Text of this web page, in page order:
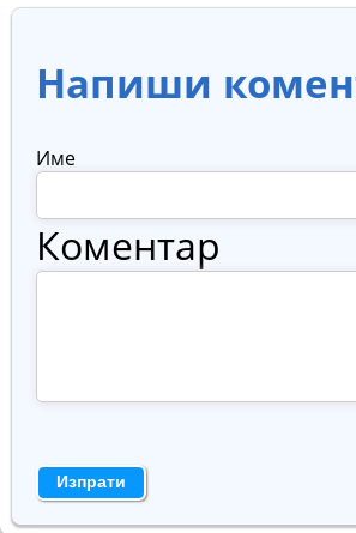
Напиши
Име
Коментар
Изпрати